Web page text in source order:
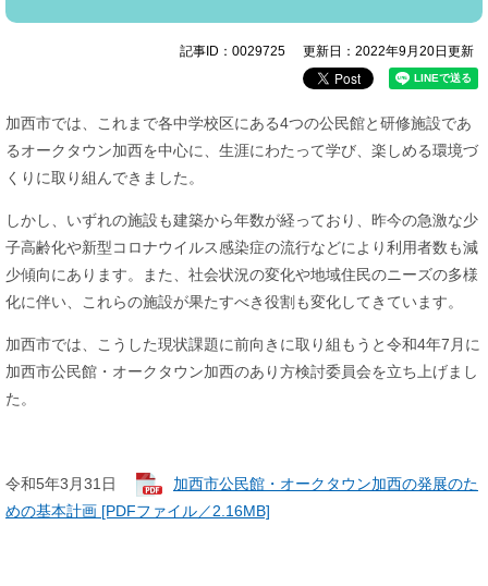
記事ID：0029725 更新日：2022年9月20日更新
加西市では、これまで各中学校区にある4つの公民館と研修施設であ
るオークタウン加西を中心に、生涯にわたって学び、楽しめる環境づ
くりに取り組んできました。
しかし、 いずれの施設も建築から年数が経っており、 昨今の急激な少
子高齢化や新型コロナウイルス感染症の流行などにより利用者数も減
少傾向にあります。また、社会状況の変化や地域住民のニーズの多様
化に伴い、これらの施設が果たすべき役割も変化してきています。
加西市では、こうした現状課題に前向きに取り組もうと令和4年7月に
加西市公民館・オークタウン加西のあり方検討委員会を立ち上げまし
た。
令和5年3月31日
加西市公民館・オークタウン加西の発展のた
めの基本計画 [PDFファイル／2.16MB]